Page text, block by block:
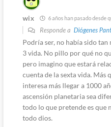
wix 6 años han pasado desde
Responde a Diógenes
Podría ser, no había sido
3 vida. No pillo por qué no
pero imagino que estará
cuenta de la sexta vida. Más
interesa más llegar a 1000
ascensión planetaria sea
todo lo que pretende es que
todo dios.